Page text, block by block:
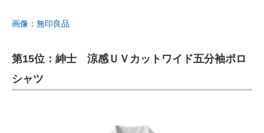
画像：無印良品
第15位：紳士 涼感ＵＶカットワイド五分袖ポロ
シャツ